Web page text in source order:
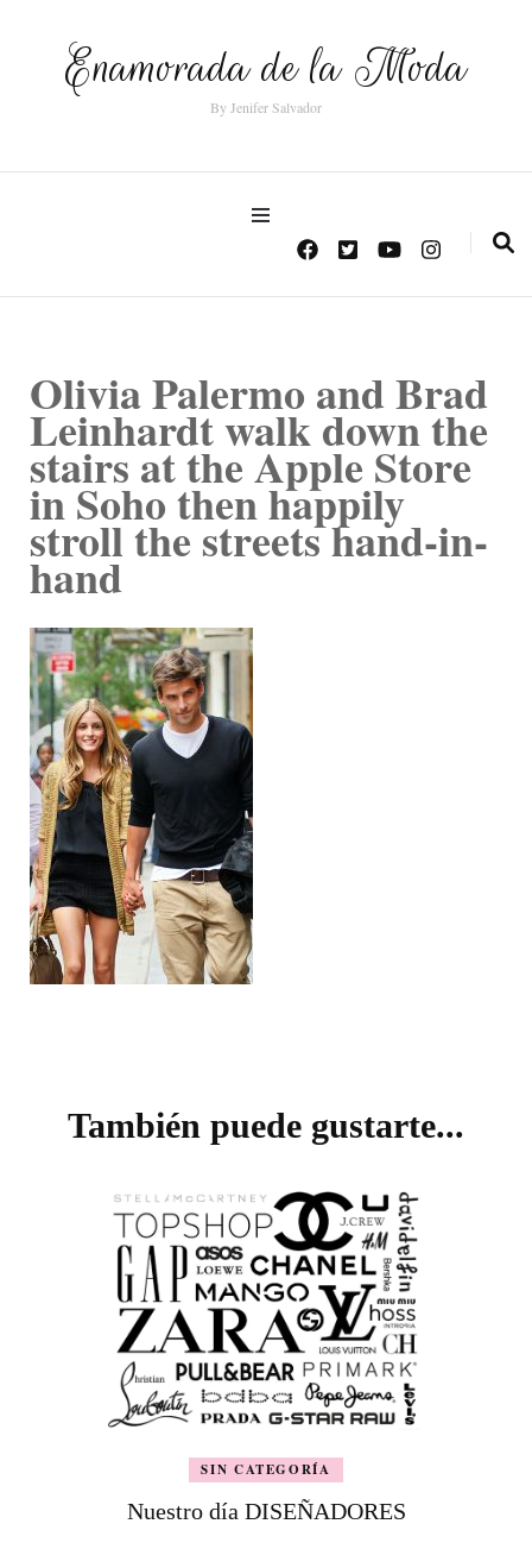
Enamorada de la Moda
By Jenifer Salvador
Olivia Palermo and Brad
Leinhardt walk down the
stairs at the Apple Store
in Soho then happily
stroll the streets hand-in-
hand
entradas
También puede gustarte...
SIN CATEGORÍA
Nuestro día DISEÑADORES